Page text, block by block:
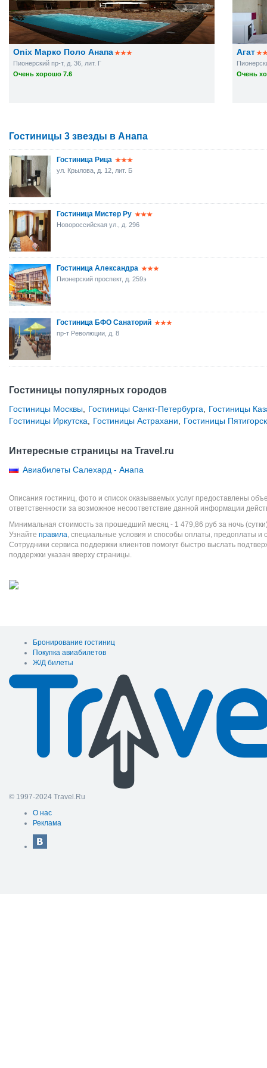
Onix Марко Поло Анапа
Пионерский пр-т, д. 36, лит. Г
Очень хорошо 7.6
Агат
Очень
Гостиницы 3 звезды в Анапа
Гостиница Рица
ул. Крылова, д. 12, лит. Б
Гостиница Мистер Ру
Новороссийская ул., д. 296
Гостиница Александра
Пионерский проспект, д. 259э
Гостиница БФО Санаторий
пр-т Революции, д. 8
Гостиницы популярных городов
Гостиницы Москвы Гостиницы Санкт-Петербурга
Гостиницы
Гостиницы Иркутска
Гостиницы Астрахани Гостиницы
Интересные страницы на Travel.ru
Авиабилеты Салехард - Анапа
Описания гостиниц, фото и список оказываемых услуг предоставлены
ответственности за возможное несоответствие данной информации
Минимальная стоимость за прошедший месяц - 1 479,86 руб за ночь
Узнайте правила, специальные условия и способы оплаты, предоплаты и
Сотрудники сервиса поддержки клиентов помогут быстро выслать
поддержки указан вверху страницы.
Бронирование гостиниц
Покупка авиабилетов
Ж/Д билеты
© 1997-2024 Travel.Ru
О нас
Реклама